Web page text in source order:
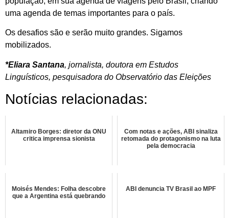
uma agenda de temas importantes para o país.
Os desafios são e serão muito grandes. Sigamos
mobilizados.
*Eliara Santana, jornalista, doutora em Estudos
Linguísticos, pesquisadora do Observatório das Eleições
Notícias relacionadas:
Altamiro Borges: diretor da ONU
critica imprensa sionista
Com notas e ações, ABI sinaliza
retomada do protagonismo na luta
pela democracia
Moisés Mendes: Folha descobre
que a Argentina está quebrando
ABI denuncia TV Brasil ao MPF